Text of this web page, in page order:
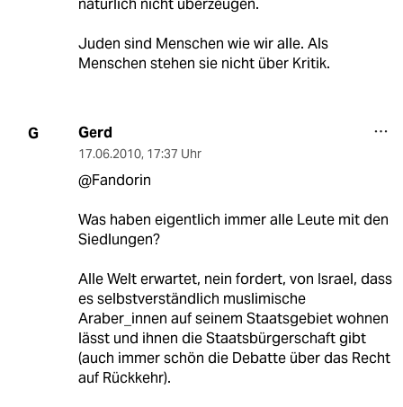
natürlich nicht überzeugen.
Juden sind Menschen wie wir alle. Als
Menschen stehen sie nicht über Kritik.
G Gerd
17.06.2010, 17:37 Uhr
@Fandorin
Was haben eigentlich immer alle Leute mit den
Siedlungen?
Alle Welt erwartet, nein fordert, von Israel, dass
es selbstverständlich muslimische
Araber_innen auf seinem Staatsgebiet wohnen
lässt und ihnen die Staatsbürgerschaft gibt
(auch immer schön die Debatte über das Recht
auf Rückkehr).